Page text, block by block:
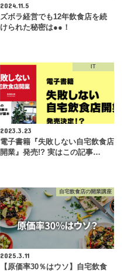
2024.11.5
ズボラ経営でも12年飲食店を続
けられた秘密は●●！
IT
2023.3.23
電子書籍『失敗しない自宅飲食店
開業』発売!? 実はこの記事…
自宅飲食店の開業講座
2025.3.11
【原価率30％はウソ】自宅飲食